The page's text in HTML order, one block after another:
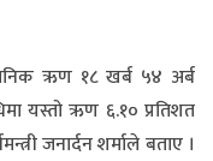
ऋण १८ खर्ब ५४ अर्ब
यस्तो ऋण ६.१० प्रतिशत
जनार्दन शर्माले बताए ।